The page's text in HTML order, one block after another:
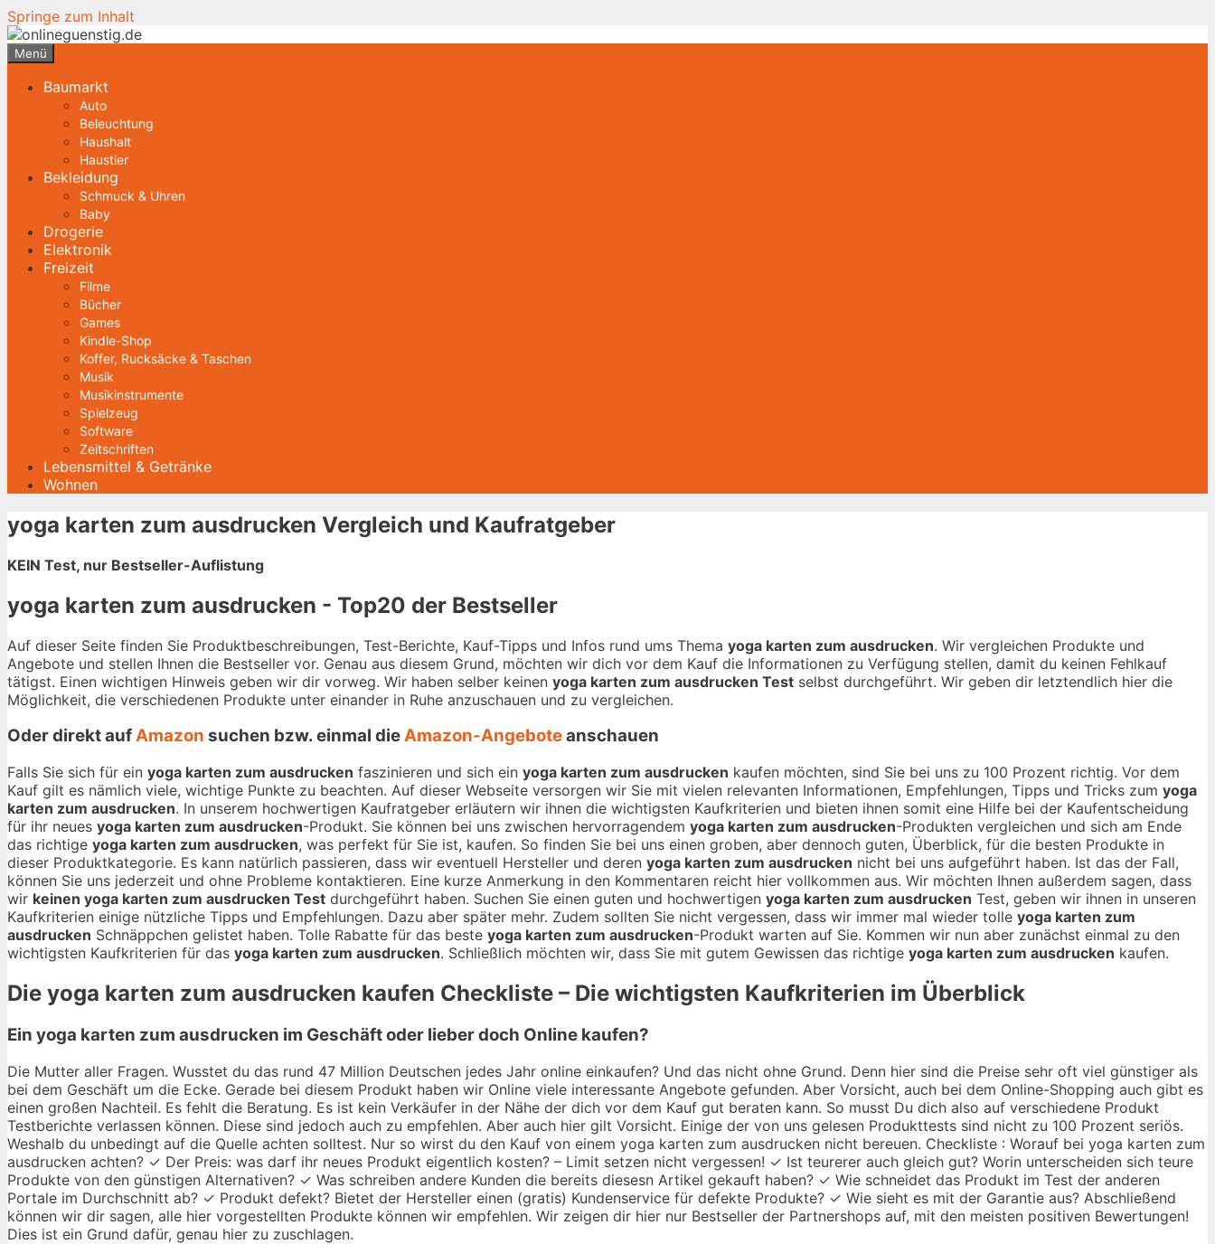
Springe zum Inhalt
Menü
Baumarkt
Auto
Beleuchtung
Haushalt
Haustier
Bekleidung
Schmuck & Uhren
Baby
Drogerie
Elektronik
Freizeit
Filme
Bücher
Games
Kindle-Shop
Koffer, Rucksäcke & Taschen
Musik
Musikinstrumente
Spielzeug
Software
Zeitschriften
Lebensmittel & Getränke
Wohnen
yoga karten zum ausdrucken Vergleich und Kaufratgeber
KEIN Test, nur Bestseller-Auflistung
yoga karten zum ausdrucken - Top20 der Bestseller
Auf dieser Seite finden Sie Produktbeschreibungen, Test-Berichte, Kauf-Tipps und Infos rund ums Thema yoga karten zum ausdrucken. Wir vergleichen Produkte und
Angebote und stellen Ihnen die Bestseller vor. Genau aus diesem Grund, möchten wir dich vor dem Kauf die Informationen zu Verfügung stellen, damit du keinen Fehlkauf
tätigst. Einen wichtigen Hinweis geben wir dir vorweg. Wir haben selber keinen yoga karten zum ausdrucken Test selbst durchgeführt. Wir geben dir letztendlich hier die
Möglichkeit, die verschiedenen Produkte unter einander in Ruhe anzuschauen und zu vergleichen.
Oder direkt aufAmazon suchen bzw. einmal dieAmazon-Angeboteanschauen
Falls Sie sich für ein yoga karten zum ausdrucken faszinieren und sich ein yoga karten zum ausdrucken kaufen möchten, sind Sie bei uns zu 100 Prozent richtig. Vor dem
Kauf gilt es nämlich viele, wichtige Punkte zu beachten. Auf dieser Webseite versorgen wir Sie mit vielen relevanten Informationen, Empfehlungen, Tipps und Tricks zum yoga
karten zum ausdrucken. In unserem hochwertigen Kaufratgeber erläutern wir ihnen die wichtigsten Kaufkriterien und bieten ihnen somit eine Hilfe bei der Kaufentscheidung
für ihr neues yoga karten zum ausdrucken-Produkt. Sie können bei uns zwischen hervorragendem yoga karten zum ausdrucken-Produkten vergleichen und sich am Ende
das richtige yoga karten zum ausdrucken, was perfekt für Sie ist, kaufen. So finden Sie bei uns einen groben, aber dennoch guten, Überblick, für die besten Produkte in
dieser Produktkategorie. Es kann natürlich passieren, dass wir eventuell Hersteller und deren yoga karten zum ausdrucken nicht bei uns aufgeführt haben. Ist das der Fall,
können Sie uns jederzeit und ohne Probleme kontaktieren. Eine kurze Anmerkung in den Kommentaren reicht hier vollkommen aus. Wir möchten Ihnen außerdem sagen, dass
wir keinen yoga karten zum ausdrucken Test durchgeführt haben. Suchen Sie einen guten und hochwertigen yoga karten zum ausdrucken Test, geben wir ihnen in unseren
Kaufkriterien einige nützliche Tipps und Empfehlungen. Dazu aber später mehr. Zudem sollten Sie nicht vergessen, dass wir immer mal wieder tolle yoga karten zum
ausdrucken Schnäppchen gelistet haben. Tolle Rabatte für das beste yoga karten zum ausdrucken-Produkt warten auf Sie. Kommen wir nun aber zunächst einmal zu den
wichtigsten Kaufkriterien für das yoga karten zum ausdrucken. Schließlich möchten wir, dass Sie mit gutem Gewissen das richtige yoga karten zum ausdrucken kaufen.
Die yoga karten zum ausdrucken kaufen Checkliste – Die wichtigsten Kaufkriterien im Überblick
Ein yoga karten zum ausdrucken im Geschäft oder lieber doch Online kaufen?
Die Mutter aller Fragen. Wusstet du das rund 47 Million Deutschen jedes Jahr online einkaufen? Und das nicht ohne Grund. Denn hier sind die Preise sehr oft viel günstiger als
bei dem Geschäft um die Ecke. Gerade bei diesem Produkt haben wir Online viele interessante Angebote gefunden. Aber Vorsicht, auch bei dem Online-Shopping auch gibt es
einen großen Nachteil. Es fehlt die Beratung. Es ist kein Verkäufer in der Nähe der dich vor dem Kauf gut beraten kann. So musst Du dich also auf verschiedene Produkt
Testberichte verlassen können. Diese sind jedoch auch zu empfehlen. Aber auch hier gilt Vorsicht. Einige der von uns gelesen Produkttests sind nicht zu 100 Prozent seriös.
Weshalb du unbedingt auf die Quelle achten solltest. Nur so wirst du den Kauf von einem yoga karten zum ausdrucken nicht bereuen. Checkliste : Worauf bei yoga karten zum
ausdrucken achten? ✓ Der Preis: was darf ihr neues Produkt eigentlich kosten? – Limit setzen nicht vergessen! ✓ Ist teurerer auch gleich gut? Worin unterscheiden sich teure
Produkte von den günstigen Alternativen? ✓ Was schreiben andere Kunden die bereits diesesn Artikel gekauft haben? ✓ Wie schneidet das Produkt im Test der anderen
Portale im Durchschnitt ab? ✓ Produkt defekt? Bietet der Hersteller einen (gratis) Kundenservice für defekte Produkte? ✓ Wie sieht es mit der Garantie aus? Abschließend
können wir dir sagen, alle hier vorgestellten Produkte können wir empfehlen. Wir zeigen dir hier nur Bestseller der Partnershops auf, mit den meisten positiven Bewertungen!
Dies ist ein Grund dafür, genau hier zu zuschlagen.